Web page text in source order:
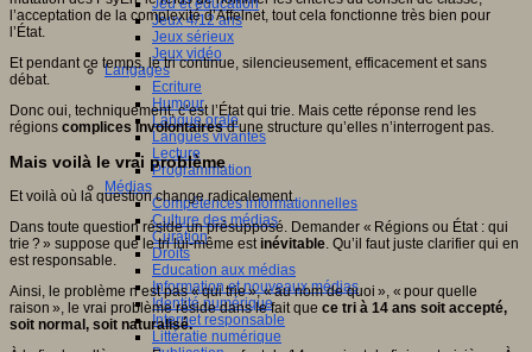
Jeu et éducation
Jeux 4/12 ans
Jeux sérieux
Jeux vidéo
Langages
Ecriture
Humour
Langue orale
Langues vivantes
Lecture
Programmation
Médias
Compétences informationnelles
Culture des médias
Curation
Droits
Education aux médias
Information et nouveaux médias
Identité numérique
Internet responsable
Littératie numérique
l’acceptation de la complexité d’Affelnet, tout cela fonctionne très bien pour
l’État.
Et pendant ce temps, le tri continue, silencieusement, efficacement et sans
débat.
Donc oui, techniquement, c’est l’État qui trie. Mais cette réponse rend les
régions complices involontairesd’une structure qu’elles n’interrogent pas.
Mais voilà le vrai problème
Et voilà où la question change radicalement.
Dans toute question réside un présupposé. Demander « Régions ou État : qui
trie ? » suppose que le tri lui-même est inévitable. Qu’il faut juste clarifier qui en
est responsable.
Ainsi, le problème n’est pas « qui trie », « au nom de quoi », « pour quelle
raison », le vrai problème réside dans le fait que ce tri à 14 ans soit accepté,
soit normal, soit naturalisé.